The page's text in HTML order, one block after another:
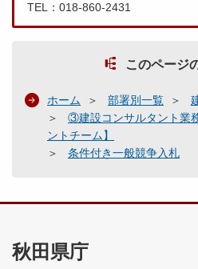
TEL：018-860-2431
このページ
ホーム 部署別一覧
③建設コンサルタント業
ントチーム】
条件付き一般競争入札
秋田県庁